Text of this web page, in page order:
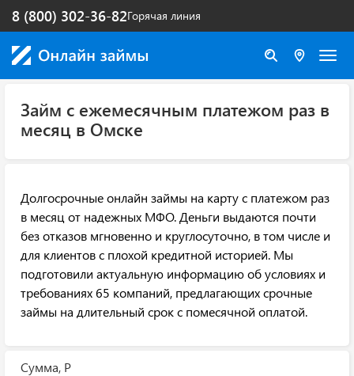
Горячая линия
8 (800) 302-36-82
Займ с ежемесячным платежом раз в
месяц в Омске
Долгосрочные онлайн займы на карту с платежом раз
в месяц от надежных МФО. Деньги выдаются почти
без отказов мгновенно и круглосуточно, в том числе и
для клиентов с плохой кредитной историей. Мы
подготовили актуальную информацию об условиях и
требованиях 65 компаний, предлагающих срочные
займы на длительный срок с помесячной оплатой.
Сумма, Р